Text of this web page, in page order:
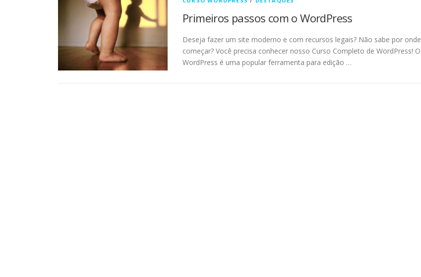
Primeiros passos com o WordPress
Deseja fazer um site moderno e com recursos legais? Não sabe por onde
começar? Você precisa conhecer nosso Curso Completo de WordPress! O
WordPress é uma popular ferramenta para edição …